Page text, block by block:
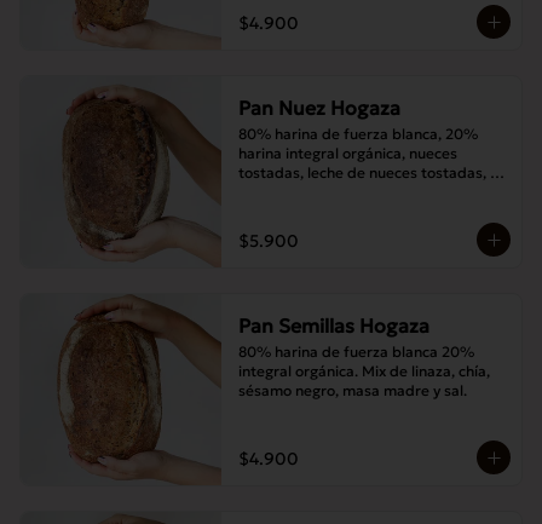
$4.900
Pan Nuez Hogaza
80% harina de fuerza blanca, 20%
harina integral orgánica, nueces
tostadas, leche de nueces tostadas,
$5.900
Pan Semillas Hogaza
80% harina de fuerza blanca 20%
integral orgánica. Mix de linaza, chía,
sésamo negro, masa madre y sal.
$4.900